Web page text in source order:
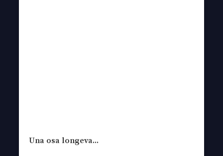
Una osa longeva...